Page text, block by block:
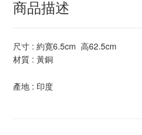
商品描述
尺寸 : 約寛6.5cm 高62.5cm
材質 : 黃銅
產地 : 印度